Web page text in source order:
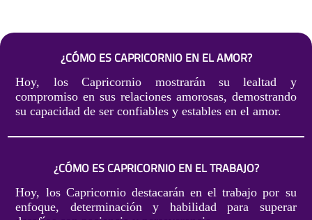
¿CÓMO ES CAPRICORNIO EN EL AMOR?
Hoy, los Capricornio mostrarán su lealtad y
compromiso en sus relaciones amorosas, demostrando
su capacidad de ser confiables y estables en el amor.
¿CÓMO ES CAPRICORNIO EN EL TRABAJO?
Hoy, los Capricornio destacarán en el trabajo por su
enfoque, determinación y habilidad para superar